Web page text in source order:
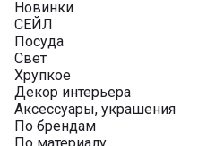
Новинки
СЕЙЛ
Посуда
Свет
Хрупкое
Декор интерьера
Аксессуары, украшения
По брендам
По материалу